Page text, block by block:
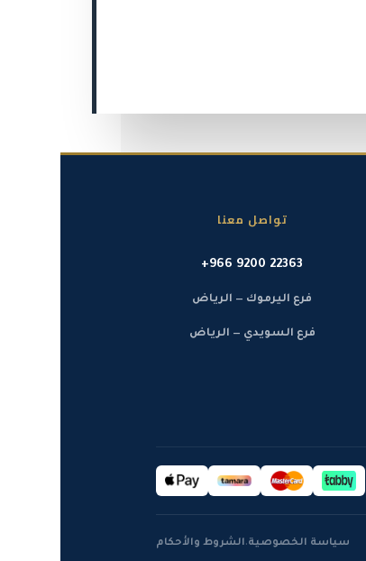
تواصل معنا
+966 9200 22363
فرع اليرموك — الرياض
فرع السويدي — الرياض
سياسة الخصوصية·الشروط والأحكام